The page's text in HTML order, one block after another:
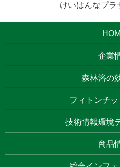
けいはんなプラ
企業
森林浴の
フィトンチ
技術情報環境
商品